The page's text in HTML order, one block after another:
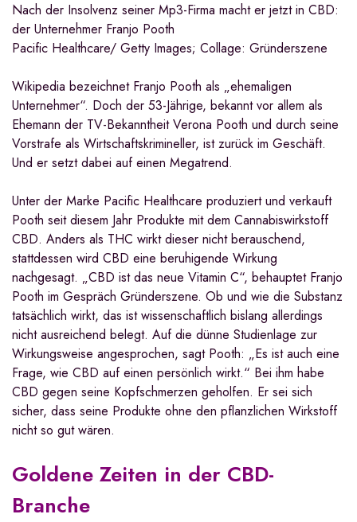
Nach der Insolvenz seiner Mp3-Firma macht er jetzt in CBD:
der Unternehmer Franjo Pooth
Pacific Healthcare/ Getty Images; Collage: Gründerszene
Wikipedia bezeichnet Franjo Pooth als „ehemaligen
Unternehmer“. Doch der 53-Jährige, bekannt vor allem als
Ehemann der TV-Bekanntheit Verona Pooth und durch seine
Vorstrafe als Wirtschaftskrimineller, ist zurück im Geschäft.
Und er setzt dabei auf einen Megatrend.
Unter der Marke Pacific Healthcare produziert und verkauft
Pooth seit diesem Jahr Produkte mit dem Cannabiswirkstoff
CBD. Anders als THC wirkt dieser nicht berauschend,
stattdessen wird CBD eine beruhigende Wirkung
nachgesagt. „CBD ist das neue Vitamin C“, behauptet Franjo
Pooth im Gespräch Gründerszene. Ob und wie die Substanz
tatsächlich wirkt, das ist wissenschaftlich bislang allerdings
nicht ausreichend belegt. Auf die dünne Studienlage zur
Wirkungsweise angesprochen, sagt Pooth: „Es ist auch eine
Frage, wie CBD auf einen persönlich wirkt.“ Bei ihm habe
CBD gegen seine Kopfschmerzen geholfen. Er sei sich
sicher, dass seine Produkte ohne den pflanzlichen Wirkstoff
nicht so gut wären.
Goldene Zeiten in der CBD-
Branche